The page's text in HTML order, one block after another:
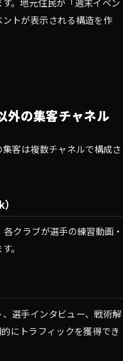
トが表示される構造を作
外の集客チャネル
客は複数チャネルで構成さ
クラブが選手の練習動画・
。
選手インタビュー、戦術解
にトラフィックを獲得でき